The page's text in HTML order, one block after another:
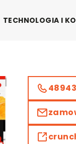
TECHNOLOGIA I